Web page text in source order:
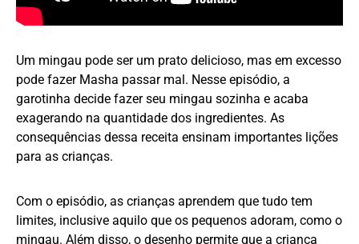
Um mingau pode ser um prato delicioso, mas em excesso
pode fazer Masha passar mal. Nesse episódio, a
garotinha decide fazer seu mingau sozinha e acaba
exagerando na quantidade dos ingredientes. As
consequências dessa receita ensinam importantes lições
para as crianças.
Com o episódio, as crianças aprendem que tudo tem
limites, inclusive aquilo que os pequenos adoram, como o
mingau. Além disso, o desenho permite que a criança